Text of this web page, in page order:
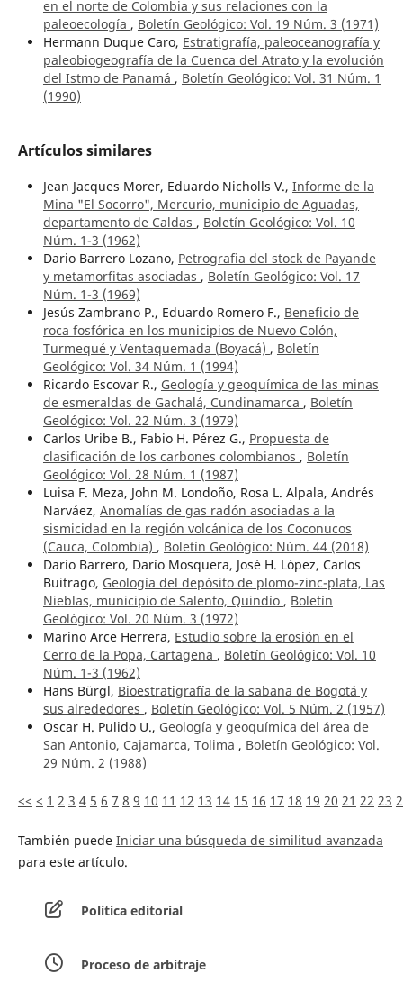
en el norte de Colombia y sus relaciones con la
paleoecología , Boletín Geológico: Vol. 19 Núm. 3 (1971)
Hermann Duque Caro, Estratigrafía, paleoceanografía y
paleobiogeografía de la Cuenca del Atrato y la evolución
del Istmo de Panamá , Boletín Geológico: Vol. 31 Núm. 1
(1990)
Artículos similares
Jean Jacques Morer, Eduardo Nicholls V., Informe de la
Mina "El Socorro", Mercurio, municipio de Aguadas,
departamento de Caldas , Boletín Geológico: Vol. 10
Núm. 1-3 (1962)
Dario Barrero Lozano, Petrografia del stock de Payande
y metamorfitas asociadas , Boletín Geológico: Vol. 17
Núm. 1-3 (1969)
Jesús Zambrano P., Eduardo Romero F., Beneficio de
roca fosfórica en los municipios de Nuevo Colón,
Turmequé y Ventaquemada (Boyacá) , Boletín
Geológico: Vol. 34 Núm. 1 (1994)
Ricardo Escovar R., Geología y geoquímica de las minas
de esmeraldas de Gachalá, Cundinamarca , Boletín
Geológico: Vol. 22 Núm. 3 (1979)
Carlos Uribe B., Fabio H. Pérez G., Propuesta de
clasificación de los carbones colombianos , Boletín
Geológico: Vol. 28 Núm. 1 (1987)
Luisa F. Meza, John M. Londoño, Rosa L. Alpala, Andrés
Narváez, Anomalías de gas radón asociadas a la
sismicidad en la región volcánica de los Coconucos
(Cauca, Colombia) , Boletín Geológico: Núm. 44 (2018)
Darío Barrero, Darío Mosquera, José H. López, Carlos
Buitrago, Geología del depósito de plomo-zinc-plata, Las
Nieblas, municipio de Salento, Quindío , Boletín
Geológico: Vol. 20 Núm. 3 (1972)
Marino Arce Herrera, Estudio sobre la erosión en el
Cerro de la Popa, Cartagena , Boletín Geológico: Vol. 10
Núm. 1-3 (1962)
Hans Bürgl, Bioestratigrafía de la sabana de Bogotá y
sus alrededores , Boletín Geológico: Vol. 5 Núm. 2 (1957)
Oscar H. Pulido U., Geología y geoquímica del área de
San Antonio, Cajamarca, Tolima , Boletín Geológico: Vol.
29 Núm. 2 (1988)
<< < 1 2 3 4 5 6 7 8 9 10 11 12 13 14 15 16 17 18 19 20 21 22 23
También puede Iniciar una búsqueda de similitud avanzada
para este artículo.
Política editorial
Proceso de arbitraje